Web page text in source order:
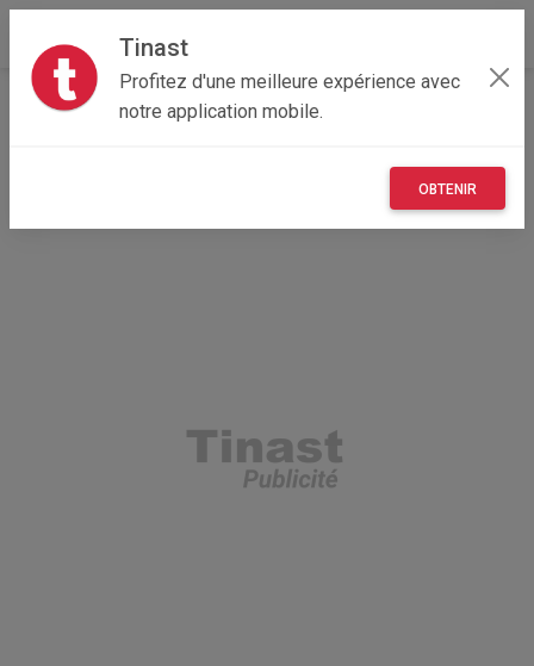
Tinast
Profitez d'une meilleure expérience avec
notre application mobile.
OBTENIR
Accueil
Vêtements et objets personnels
Rolex datejust 16014 révisée et garantie rolex